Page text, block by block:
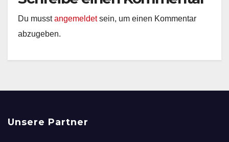
Du musstangemeldetsein, um einen Kommentar
abzugeben.
Unsere Partner